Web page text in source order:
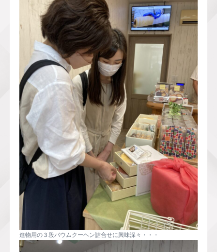
進物用の３段バウムクーヘン詰合せに興味深々・・・